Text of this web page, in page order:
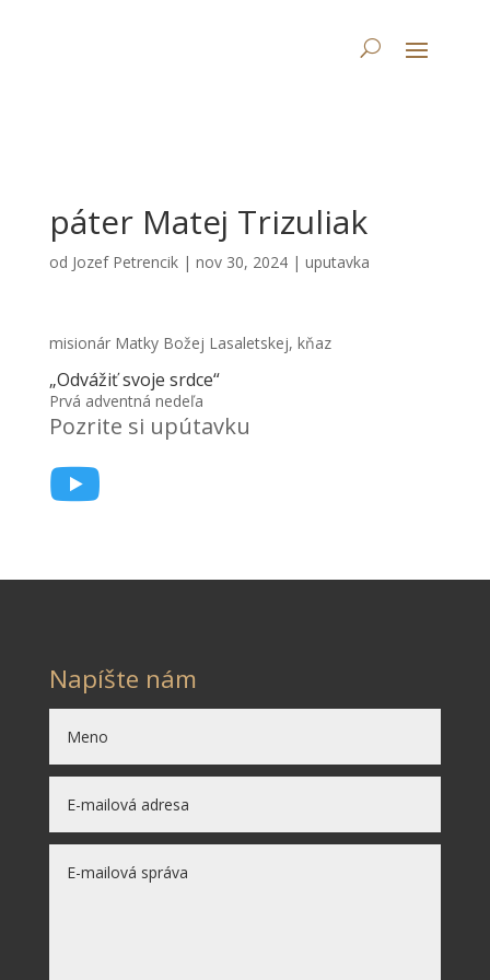
páter Matej Trizuliak
od Jozef Petrencik| nov 30, 2024| uputavka
misionár Matky Božej Lasaletskej, kňaz
„Odvážiť svoje srdce“
Prvá adventná nedeľa
Pozrite si upútavku
Napíšte nám